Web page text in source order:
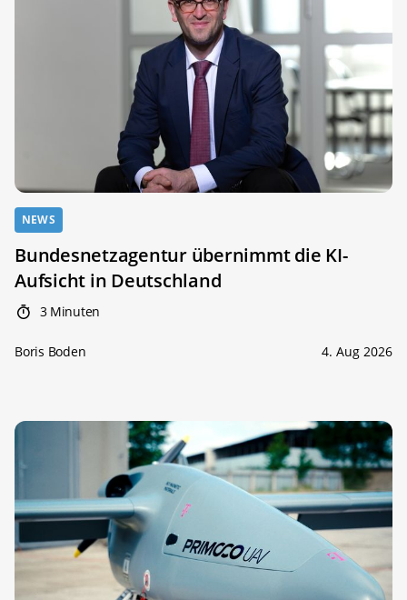
NEWS
Bundesnetzagentur übernimmt die KI-
Aufsicht in Deutschland
3 Minuten
Boris Boden 4. Aug 2026